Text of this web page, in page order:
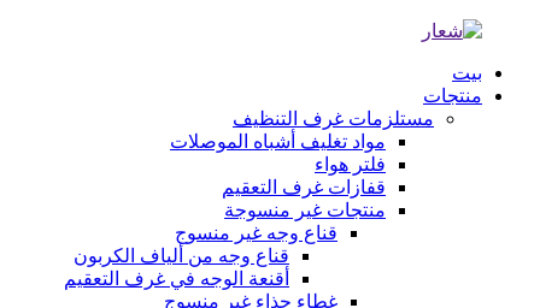
بيت
منتجات
مستلزمات غرف التنظيف
مواد تغليف أشباه الموصلات
فلتر هواء
قفازات غرف التعقيم
منتجات غير منسوجة
قناع وجه غير منسوج
قناع وجه من ألياف الكربون
أقنعة الوجه في غرف التعقيم
غطاء حذاء غير منسوج